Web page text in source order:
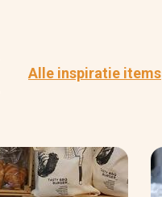
Alle inspiratie items